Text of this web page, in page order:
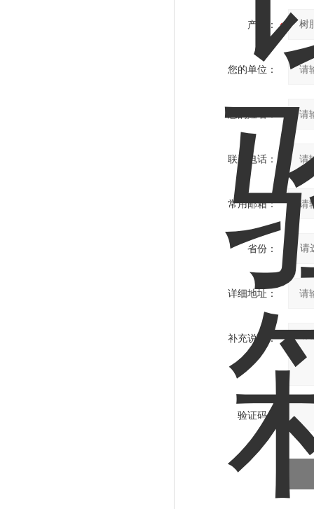
产品：
您的单位：
联系电话：
常用邮箱：
省份：
详细地址：
补充说明：
验证码：